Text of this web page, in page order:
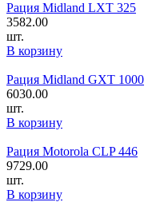
Рация Midland LXT 325
3582.00
шт.
В корзину
Рация Midland GXT 1000
6030.00
шт.
В корзину
Рация Motorola CLP 446
9729.00
шт.
В корзину